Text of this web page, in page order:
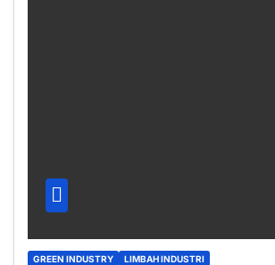
GREEN INDUSTRY LIMBAH INDUSTRI